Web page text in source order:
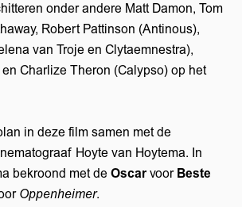
onder andere Matt Damon, Tom
Robert Pattinson (Antinous),
van Troje en Clytaemnestra),
Charlize Theron (Calypso) op het
in deze film samen met de
Hoyte van Hoytema. In
bekroond met de Oscarvoor Beste
Oppenheimer.